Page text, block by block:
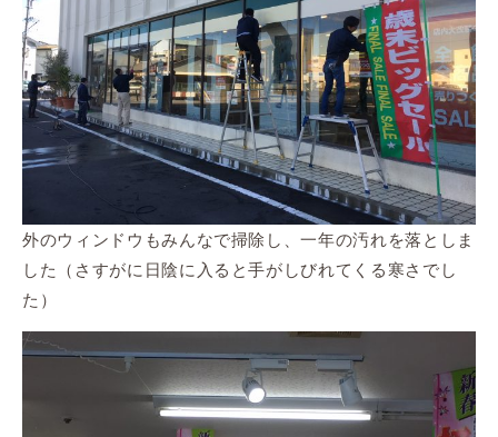
外のウィンドウもみんなで掃除し、一年の汚れを落としま
した（さすがに日陰に入ると手がしびれてくる寒さでし
た）